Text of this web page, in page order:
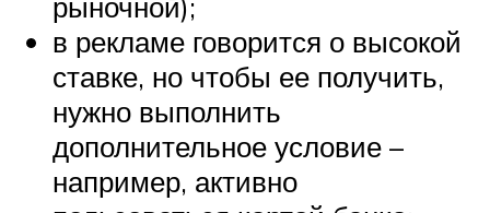
в рекламе говорится о высокой
ставке, но чтобы ее получить,
нужно выполнить
дополнительное условие –
например, активно